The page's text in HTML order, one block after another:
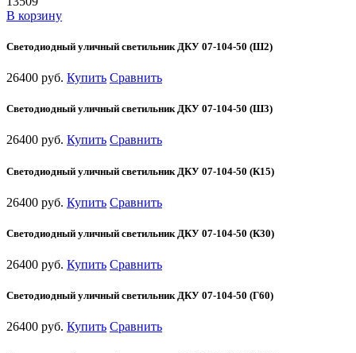
В корзину
Светодиодный уличный светильник ДКУ 07-104-50 (Ш2)
26400 руб. Купить Сравнить
Светодиодный уличный светильник ДКУ 07-104-50 (Ш3)
26400 руб. Купить Сравнить
Светодиодный уличный светильник ДКУ 07-104-50 (К15)
26400 руб. Купить Сравнить
Светодиодный уличный светильник ДКУ 07-104-50 (К30)
26400 руб. Купить Сравнить
Светодиодный уличный светильник ДКУ 07-104-50 (Г60)
26400 руб. Купить Сравнить